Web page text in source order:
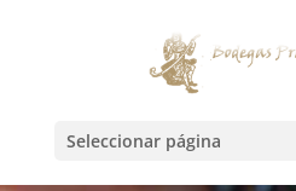
Seleccionar página